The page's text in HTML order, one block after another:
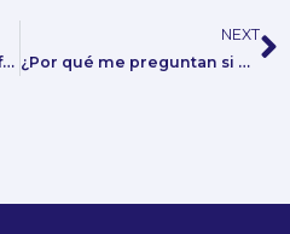
¿Por qué el recruiter me ofrece varias búsquedas?
NEXT
¿Por qué me preguntan si estoy evaluando propuestas y no me mandan directo la búsqueda?